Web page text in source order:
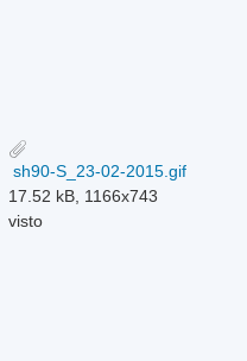
sh90-S_23-02-2015.gif
17.52 kB, 1166x743
visto